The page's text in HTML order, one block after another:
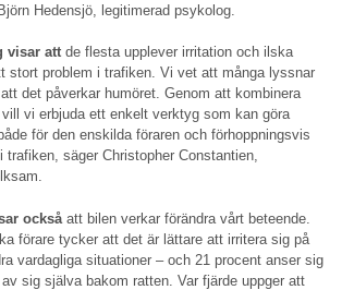
Hedensjö, legitimerad psykolog.
visar attde flesta upplever irritation och ilska
stort problem i trafiken. Vi vet att många lyssnar
det påverkar humöret. Genom att kombinera
vi erbjuda ett enkelt verktyg som kan göra
för den enskilda föraren och förhoppningsvis
trafiken, säger Christopher Constantien,
också att bilen verkar förändra vårt beteende.
förare tycker att det är lättare att irritera sig på
vardagliga situationer – och 21 procent anser sig
sig själva bakom ratten. Var fjärde uppger att